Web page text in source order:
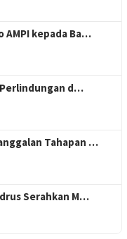
AMPI kepada Ba…
Perlindungan d…
Tahapan …
Serahkan M…